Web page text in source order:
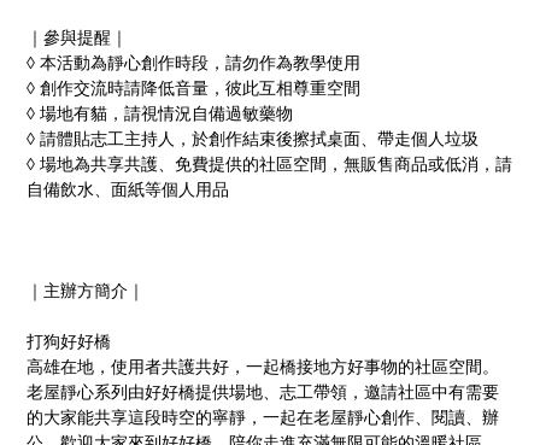
｜參與提醒｜
◊ 本活動為靜心創作時段，請勿作為教學使用
◊ 創作交流時請降低音量，彼此互相尊重空間
◊ 場地有貓，請視情況自備過敏藥物
◊ 請體貼志工主持人，於創作結束後擦拭桌面、帶走個人垃圾
◊ 場地為共享共護、免費提供的社區空間，無販售商品或低消，請
自備飲水、面紙等個人用品
｜主辦方簡介｜
打狗好好橋
高雄在地，使用者共護共好，一起橋接地方好事物的社區空間。
老屋靜心系列由好好橋提供場地、志工帶領，邀請社區中有需要
的大家能共享這段時空的寧靜，一起在老屋靜心創作、閱讀、辦